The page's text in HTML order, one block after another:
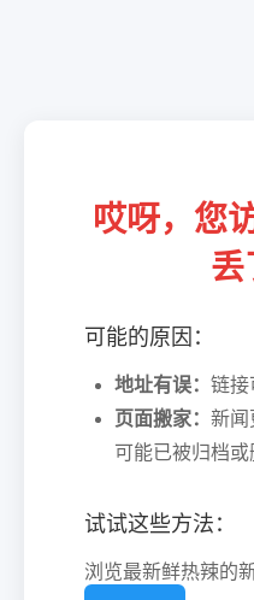
哎呀，您
丢
可能的原因：
地址有误： 链接
页面搬家： 新闻
可能已被归档或
试试这些方法：
浏览最新鲜热辣的